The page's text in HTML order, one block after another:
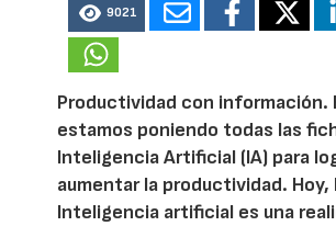
9021
Productividad con información.
estamos poniendo todas las
Inteligencia Artificial (IA) para
aumentar la productividad. Hoy,
Inteligencia artificial es una